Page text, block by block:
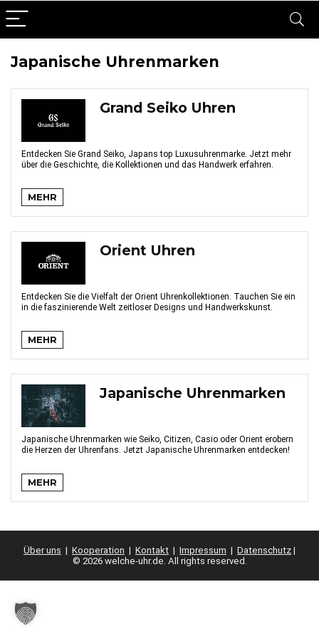
Japanische Uhrenmarken
Grand Seiko Uhren
Entdecken Sie Grand Seiko, Japans top Luxusuhrenmarke. Jetzt mehr
über die Geschichte, die Kollektionen und das Handwerk erfahren.
MEHR
Orient Uhren
Entdecken Sie die Vielfalt der Orient Uhrenkollektionen. Tauchen Sie ein
in die faszinierende Welt zeitloser Designs und Handwerkskunst.
MEHR
Japanische Uhrenmarken
Japanische Uhrenmarken wie Seiko, Citizen, Casio oder Orient erobern
die Herzen der Uhrenfans. Jetzt Japanische Uhrenmarken entdecken!
MEHR
Über uns | Kooperation | Kontakt | Impressum | Datenschutz |
© 2026 welche-uhr.de. All rights reserved.